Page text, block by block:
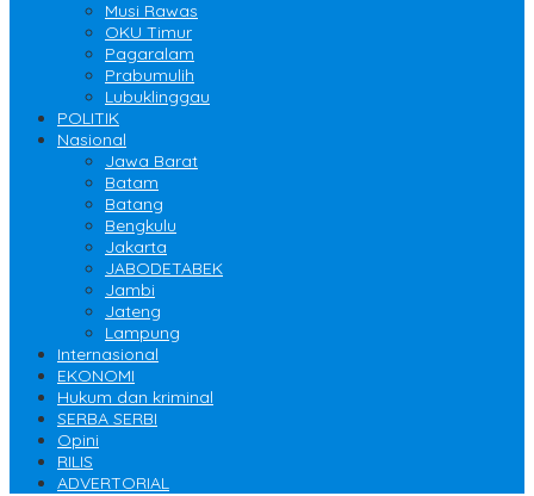
Musi Rawas
OKU Timur
Pagaralam
Prabumulih
Lubuklinggau
POLITIK
Nasional
Jawa Barat
Batam
Batang
Bengkulu
Jakarta
JABODETABEK
Jambi
Jateng
Lampung
Internasional
EKONOMI
Hukum dan kriminal
SERBA SERBI
Opini
RILIS
ADVERTORIAL